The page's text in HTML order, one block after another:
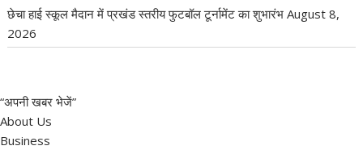
छेचा हाई स्कूल मैदान में प्रखंड स्तरीय फुटबॉल टूर्नामेंट का शुभारंभ August 8,
2026
“अपनी खबर भेजें”
About Us
Business